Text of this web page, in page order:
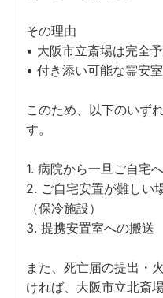
その理由
• 大阪市立斎場は完全
• 付き添い可能な霊安
このため、以下のいず
す。
1. 病院から一旦ご自宅
2. ご自宅安置が難しい
（保冷施設）
3. 提携安置室への搬送
また、死亡届の提出・
ければ、大阪市立北斎